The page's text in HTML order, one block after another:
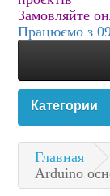
Замовляйте
Працюємо з
Категории
Главная
Arduino